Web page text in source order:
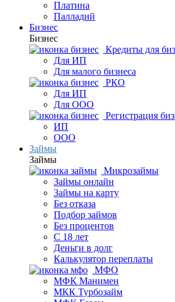
Платина
Палладий
Бизнес
Бизнес
Кредиты для
Для ИП
Для малого бизнеса
РКО
Для ИП
Для ООО
Регистрация
ИП
ООО
Займы
Займы
Микрозаймы
Займы онлайн
Займы на карту
Без отказа
Подбор займов
Без процентов
С 18 лет
Деньги в долг
Калькулятор переплаты
МФО
МФК Манимен
МКК Турбозайм